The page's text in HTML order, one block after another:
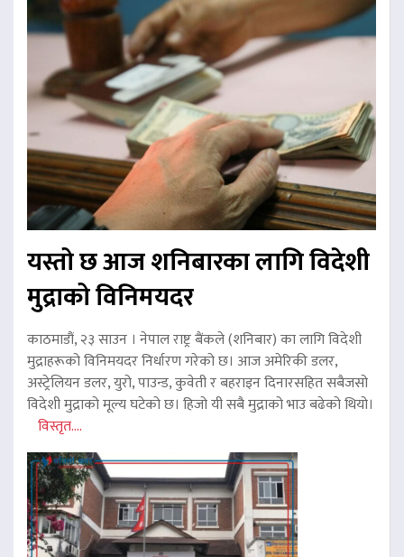
यस्तो छ आज शनिबारका लागि विदेशी
मुद्राको विनिमयदर
काठमाडौं, २३ साउन । नेपाल राष्ट्र बैंकले (शनिबार) का लागि विदेशी
मुद्राहरूको विनिमयदर निर्धारण गरेको छ। आज अमेरिकी डलर,
अस्ट्रेलियन डलर, युरो, पाउन्ड, कुवेती र बहराइन दिनारसहित सबैजसो
विदेशी मुद्राको मूल्य घटेको छ। हिजो यी सबै मुद्राको भाउ बढेको थियो।
विस्तृत....